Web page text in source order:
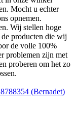
Mocht u echter
opnemen.
Wij stellen hoge
de producten die wij
de volle 100%
problemen zijn met
proberen om het zo
(Bernadet)